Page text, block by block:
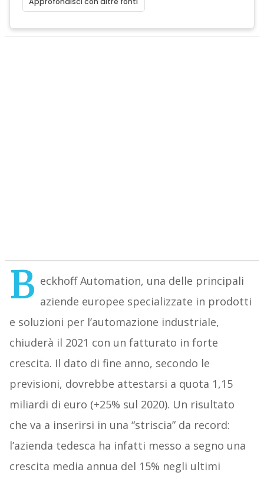
B eckhoff Automation, una delle principali
aziende europee specializzate in prodotti
e soluzioni per l’automazione industriale,
chiuderà il 2021 con un fatturato in forte
crescita. Il dato di fine anno, secondo le
previsioni, dovrebbe attestarsi a quota 1,15
miliardi di euro (+25% sul 2020). Un risultato
che va a inserirsi in una “striscia” da record:
l’azienda tedesca ha infatti messo a segno una
crescita media annua del 15% negli ultimi